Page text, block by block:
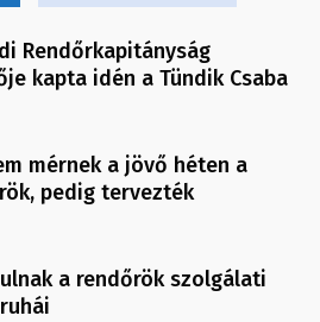
Rendőrkapitányság
kapta idén a Tündik Csaba
mérnek a jövő héten a
pedig tervezték
a rendőrök szolgálati